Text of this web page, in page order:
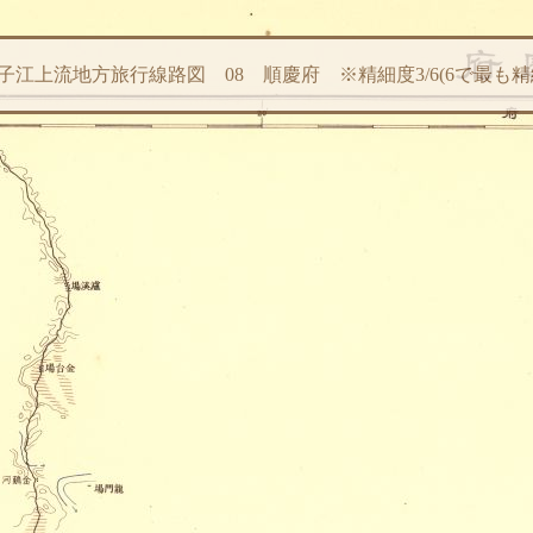
江上流地方旅行線路図 08 順慶府 ※精細度3/6(6で最も精